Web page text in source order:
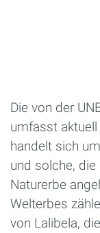
Die von der
umfasst
handelt sich
und solche,
Naturerbe
Welterbes
von Lalibela,